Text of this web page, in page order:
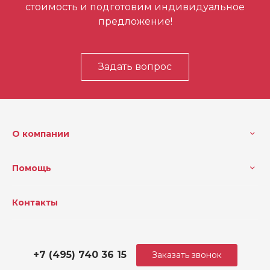
стоимость и подготовим индивидуальное
предложение!
Задать вопрос
О компании
Помощь
Контакты
+7 (495) 740 36 15 Заказать звонок